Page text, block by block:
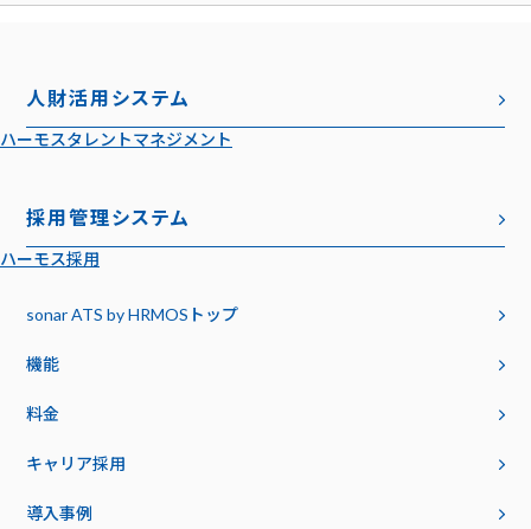
人財活用システム
ハーモスタレントマネジメント
採用管理システム
ハーモス採用
sonar ATS by HRMOS トップ
機能
料金
キャリア採用
導入事例